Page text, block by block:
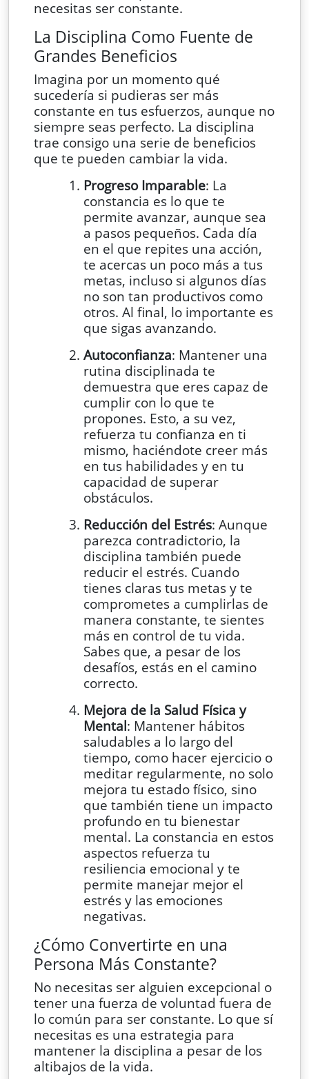
necesitas ser constante.
La Disciplina Como Fuente de
Grandes Beneficios
Imagina por un momento qué
sucedería si pudieras ser más
constante en tus esfuerzos, aunque no
siempre seas perfecto. La disciplina
trae consigo una serie de beneficios
que te pueden cambiar la vida.
Progreso Imparable: La
constancia es lo que te
permite avanzar, aunque sea
a pasos pequeños. Cada día
en el que repites una acción,
te acercas un poco más a tus
metas, incluso si algunos días
no son tan productivos como
otros. Al final, lo importante es
que sigas avanzando.
Autoconfianza: Mantener una
rutina disciplinada te
demuestra que eres capaz de
cumplir con lo que te
propones. Esto, a su vez,
refuerza tu confianza en ti
mismo, haciéndote creer más
en tus habilidades y en tu
capacidad de superar
obstáculos.
Reducción del Estrés: Aunque
parezca contradictorio, la
disciplina también puede
reducir el estrés. Cuando
tienes claras tus metas y te
comprometes a cumplirlas de
manera constante, te sientes
más en control de tu vida.
Sabes que, a pesar de los
desafíos, estás en el camino
correcto.
Mejora de la Salud Física y
Mental: Mantener hábitos
saludables a lo largo del
tiempo, como hacer ejercicio o
meditar regularmente, no solo
mejora tu estado físico, sino
que también tiene un impacto
profundo en tu bienestar
mental. La constancia en estos
aspectos refuerza tu
resiliencia emocional y te
permite manejar mejor el
estrés y las emociones
negativas.
¿Cómo Convertirte en una
Persona Más Constante?
No necesitas ser alguien excepcional o
tener una fuerza de voluntad fuera de
lo común para ser constante. Lo que sí
necesitas es una estrategia para
mantener la disciplina a pesar de los
altibajos de la vida.